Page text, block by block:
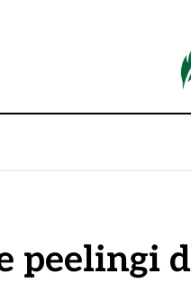
peelingi